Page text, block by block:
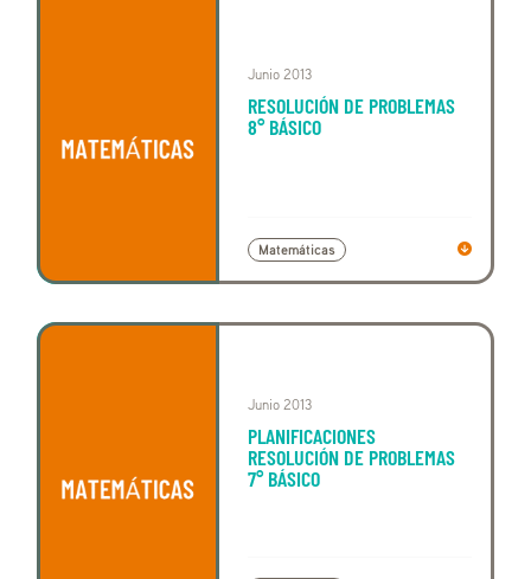
Junio 2013
RESOLUCIÓN DE PROBLEMAS
8° BÁSICO
Matemáticas
Junio 2013
PLANIFICACIONES
RESOLUCIÓN DE PROBLEMAS
7° BÁSICO